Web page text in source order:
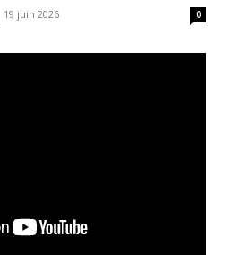
19 juin 2026 0